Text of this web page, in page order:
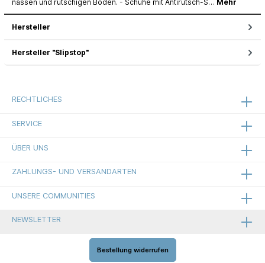
nassen und rutschigen Böden. - Schuhe mit Antirutsch-S… Mehr
Hersteller
Hersteller "Slipstop"
RECHTLICHES
SERVICE
ÜBER UNS
ZAHLUNGS- UND VERSANDARTEN
UNSERE COMMUNITIES
NEWSLETTER
Bestellung widerrufen